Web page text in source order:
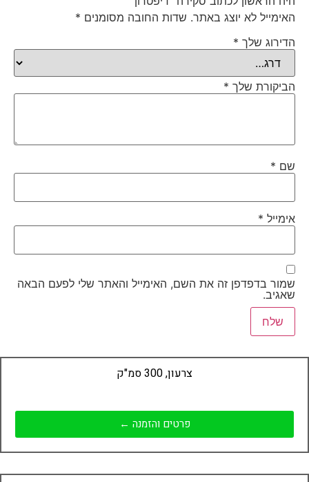
האימייל לא יוצג באתר. שדות החובה מסומנים *
הדירוג שלך *
הביקורת שלך *
שם *
אימייל *
שמור בדפדפן זה את השם, האימייל והאתר שלי לפעם הבאה
שאגיב.
צרעון, 300 סמ"ק
פרטים והזמנה ←